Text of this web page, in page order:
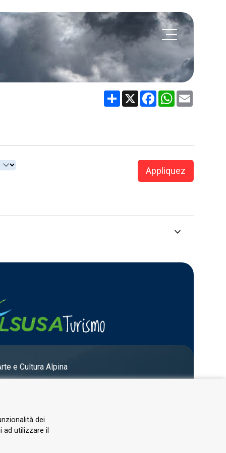
Share X FacebookWhatsApp
Appliquez
keyboard_arrow_down
Trad Lyre.
avec …
des …
e Cultura Alpina
dei
ad utilizzare il